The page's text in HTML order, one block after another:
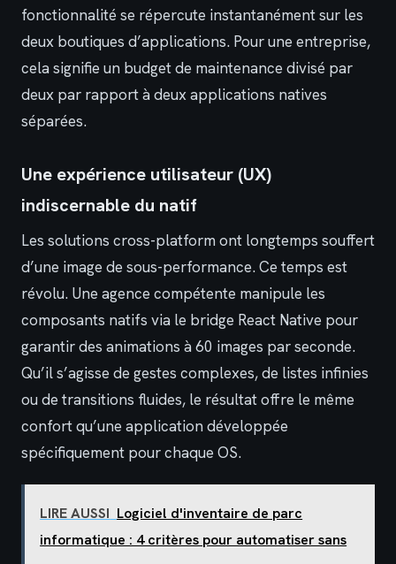
fonctionnalité se répercute instantanément sur les
deux boutiques d’applications. Pour une entreprise,
cela signifie un budget de maintenance divisé par
deux par rapport à deux applications natives
séparées.
Une expérience utilisateur (UX)
indiscernable du natif
Les solutions cross-platform ont longtemps souffert
d’une image de sous-performance. Ce temps est
révolu. Une agence compétente manipule les
composants natifs via le bridge React Native pour
garantir des animations à 60 images par seconde.
Qu’il s’agisse de gestes complexes, de listes infinies
ou de transitions fluides, le résultat offre le même
confort qu’une application développée
spécifiquement pour chaque OS.
LIRE AUSSI Logiciel d'inventaire de parc
informatique : 4 critères pour automatiser sans